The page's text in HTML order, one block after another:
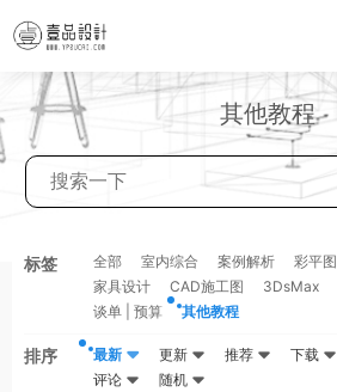
其他教程
标签 全部 室内综合 案例解析 彩平图
家具设计
CAD施工图 3DsMax
谈单 | 预算
其他教程
排序 最新 更新 推荐 下载
评论
随机